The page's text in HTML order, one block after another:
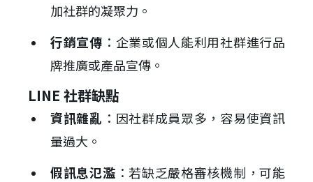
加社群的凝聚力。
行銷宣傳 ：企業或個人能利用社群進行品
牌推廣或產品宣傳。
LINE 社群缺點
資訊雜亂 ：因社群成員眾多，容易使資訊
量過大。
假訊息氾濫 ：若缺乏嚴格審核機制，可能